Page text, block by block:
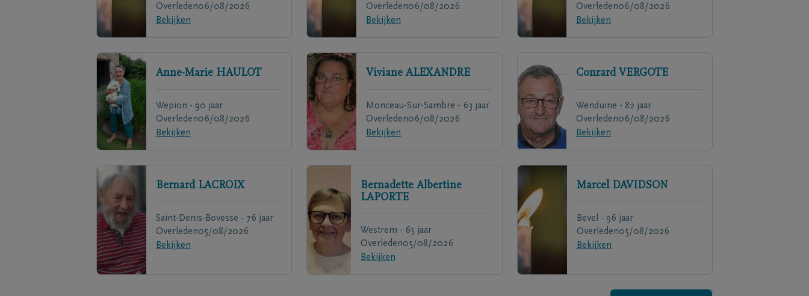
Overleden06/08/2026
Bekijken
Overleden06/08/2026
Bekijken
Overleden06/08/2026
Bekijken
Anne-Marie HAULOT
Wepion - 90 jaar
Overleden06/08/2026
Bekijken
Viviane ALEXANDRE
Monceau-Sur-Sambre - 63 jaar
Overleden06/08/2026
Bekijken
Conrard VERGOTE
Wenduine - 82 jaar
Overleden06/08/2026
Bekijken
Bernard LACROIX
Saint-Denis-Bovesse - 76 jaar
Overleden05/08/2026
Bekijken
Bernadette Albertine
LAPORTE
Westrem - 65 jaar
Overleden05/08/2026
Bekijken
Marcel DAVIDSON
Bevel - 96 jaar
Overleden05/08/2026
Bekijken